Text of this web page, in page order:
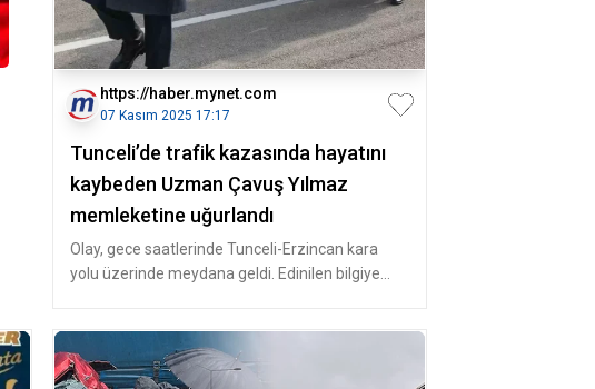
https://haber.mynet.com
07 Kasım 2025 17:17
Tunceli’de trafik kazasında hayatını
kaybeden Uzman Çavuş Yılmaz
memleketine uğurlandı
Olay, gece saatlerinde Tunceli-Erzincan kara
yolu üzerinde meydana geldi. Edinilen bilgiye